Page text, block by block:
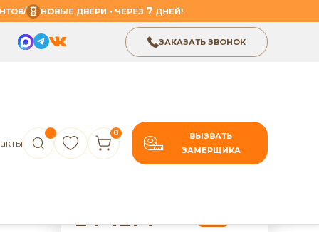
/ НОВЫЕ ДВЕРИ - ЧЕРЕЗ 7 ДНЕЙ!
ЗАКАЗАТЬ ЗВОНОК
0
ВЫЗВАТЬ
ЗАМЕРЩИКА
24 427₽